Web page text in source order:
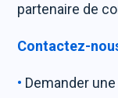
partenaire de
Contactez-
Demander